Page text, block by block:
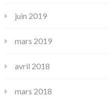
juin 2019
mars 2019
avril 2018
mars 2018